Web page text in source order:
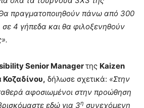
πραγματοποιηθούν πάνω από 300
4 γήπεδα και θα φιλοξενηθούν
Senior Managerτης Kaizen
δήλωσε σχετικά: «Στην
αφοσιωμένοι στην προώθηση
εδώ για 3η συνεχόμενη